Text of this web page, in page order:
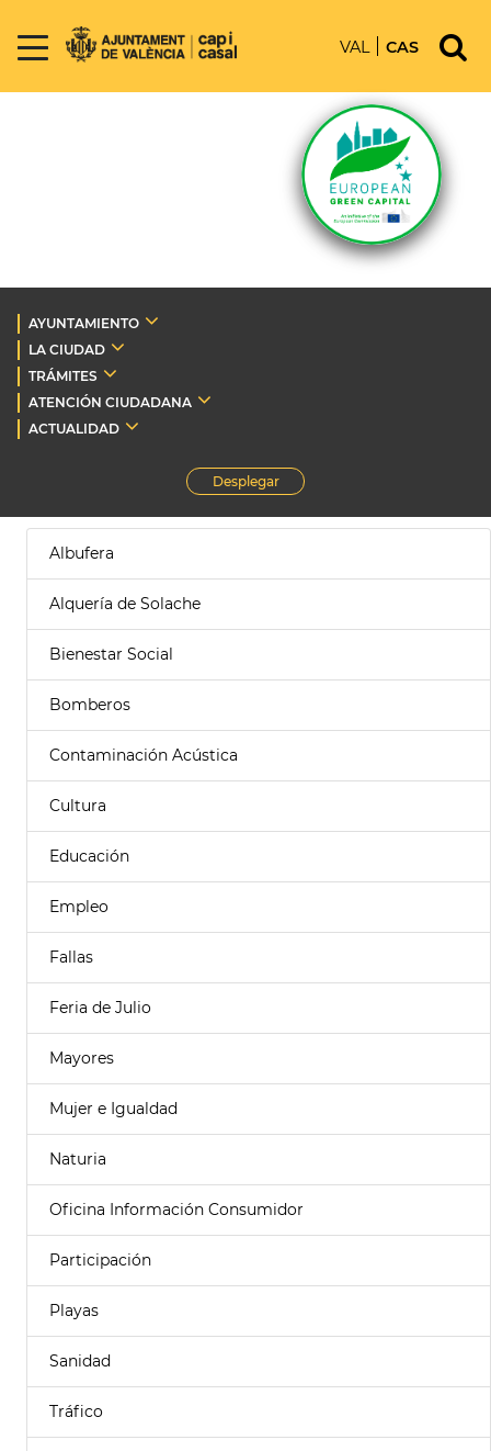
VAL CAS
AYUNTAMIENTO
LA CIUDAD
TRÁMITES
ATENCIÓN CIUDADANA
ACTUALIDAD
Desplegar
Albufera
Alquería de Solache
Bienestar Social
Bomberos
Contaminación Acústica
Cultura
Educación
Empleo
Fallas
Feria de Julio
Mayores
Mujer e Igualdad
Naturia
Oficina Información Consumidor
Participación
Playas
Sanidad
Tráfico